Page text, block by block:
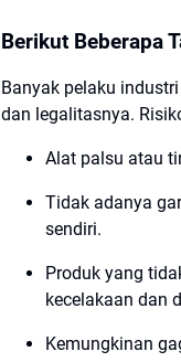
Berikut Beberapa
Banyak pelaku
dan legalitasnya.
Alat palsu atau
Tidak adanya
sendiri.
Produk yang
kecelakaan dan
Kemungkinan